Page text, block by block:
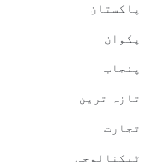
پاکستان
پکوان
پنجاب
تازہ ترین
تجارت
ٹیکنالوجی